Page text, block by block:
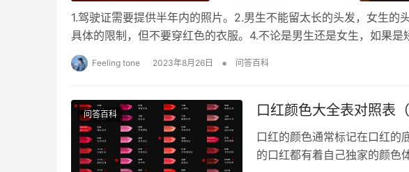
1.驾驶证需要提供半年内的照片。2.男生不能留太长的头发，女生的
具体的限制，但不要穿红色的衣服。4.不论是男生还是女生，如果是
Feeling tone 2023年8月26日 • 问答百科
问答百科 口红颜色大全表对照表（
口红的颜色通常标记在口红的
的口红都有着自己独家的颜色